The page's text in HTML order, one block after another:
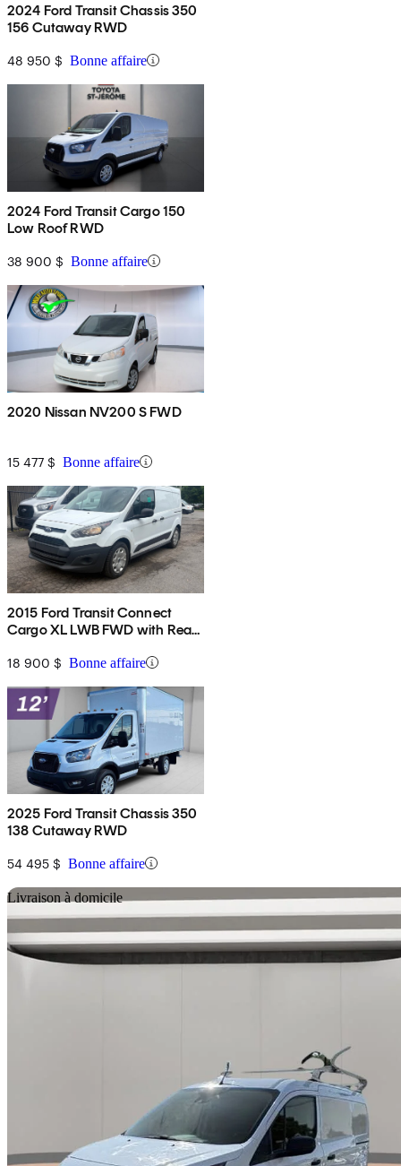
2024 Ford Transit Chassis 350
156 Cutaway RWD
48 950 $ Bonne affaire
2024 Ford Transit Cargo 150
Low Roof RWD
38 900 $ Bonne affaire
2020 Nissan NV200 S FWD
15 477 $ Bonne affaire
2015 Ford Transit Connect
Cargo XL LWB FWD with Rear
18 900 $ Bonne affaire
2025 Ford Transit Chassis 350
138 Cutaway RWD
54 495 $ Bonne affaire
Livraison à domicile
2022 Ford Transit Connect